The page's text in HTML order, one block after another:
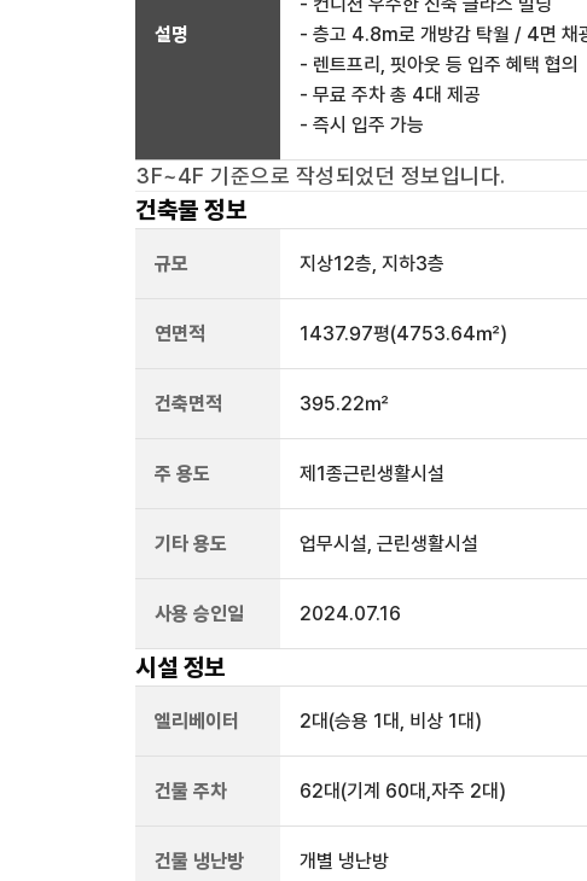
설명
- 층고 4.8m로 개방감 탁월 / 4면 채
- 렌트프리, 핏아웃 등 입주 혜택 협의
- 무료 주차 총 4대 제공
- 즉시 입주 가능
3F~4F 기준으로 작성되었던 정보입니다.
건축물 정보
규모 지상12층, 지하3층
연면적 1437.97평(4753.64㎡)
건축면적 395.22㎡
주 용도 제1종근린생활시설
기타 용도 업무시설, 근린생활시설
사용 승인일 2024.07.16
시설 정보
엘리베이터 2대 (승용 1대, 비상 1대)
건물 주차 62대 (기계 60대,자주 2대)
건물 냉난방 개별 냉난방